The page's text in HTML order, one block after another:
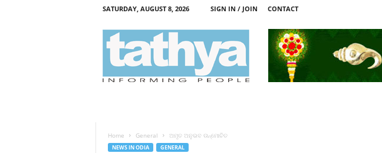
SATURDAY, AUGUST 8, 2026 SIGN IN / JOIN CONTACT
Home General ଅମୃତ ଅନୁଭବ ଉନ୍ମୋଚିତ
NEWS IN ODIA GENERAL